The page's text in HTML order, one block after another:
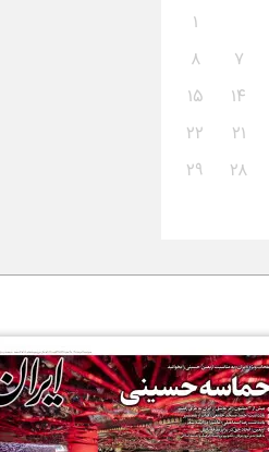
۱
۷
۸
۱۴
۱۵
۲۱
۲۲
۲۸ ۲۹